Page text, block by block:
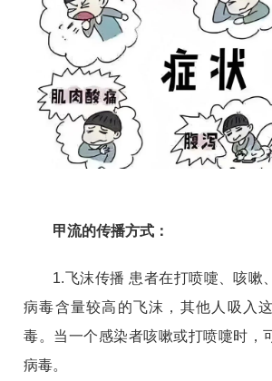
甲流的传播方式：
1.飞沫传播 患者在打喷嚏、咳嗽
病毒含量较高的飞沫，其他人吸入
毒。当一个感染者咳嗽或打喷嚏时，
病毒。